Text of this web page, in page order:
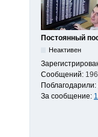
Постоянный
Неактивен
Сообщений: 196
Поблагодарили:
За сообщение: